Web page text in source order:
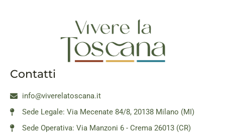
Contatti
info@viverelatoscana.it
Sede Legale: Via Mecenate 84/8, 20138 Milano (MI)
Sede Operativa: Via Manzoni 6 - Crema 26013 (CR)